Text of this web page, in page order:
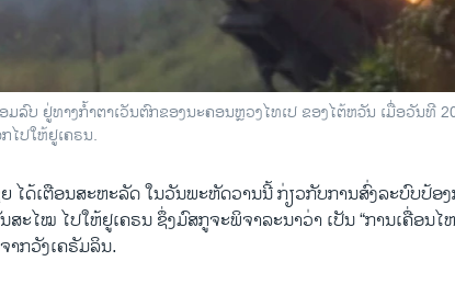
ບ ຢູ່​ທາງ​ກ້ຳ​ຕາ​ເວັນ​ຕົກ​ຂອງ​ນະ​ຄອນ​ຫຼວງ​ໄທ​ເປ ຂອງ​ໄຕ້​ຫວັນ ເມື່ອ​ວັນ​ທີ
ໄປ​ໃຫ້​ຢູ​ເຄ​ຣນ.
ໄດ້​ເຕືອນ​ສະ​ຫະ​ລັດ ​ໃນ​ວັນ​ພະ​ຫັດ​ວານນີ້ ກ່ຽວ​ກັບ​ການ​ສົ່ງ​ລະ​ບົບ​ປ້ອ
ໄໝ ໄປ​ໃຫ້​ຢູ​ເຄ​ຣນ ຊຶ່ງ​ມົ​ສ​ກູ​ຈະ​ພິ​ຈາ​ລະ​ນາ​ວ່າ ເປັນ “ການ​ເຄື່ອນ​ໄ
ກວັງ​ເຄ​ຣັມ​ລິນ.